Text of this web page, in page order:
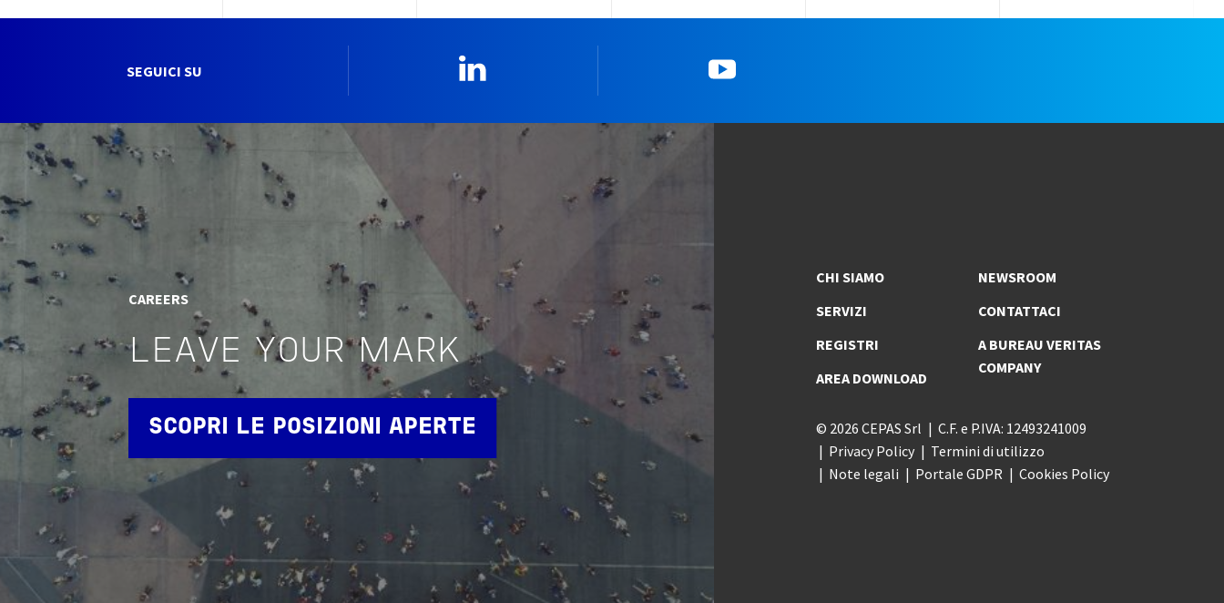
SEGUICI SU
CAREERS
LEAVE YOUR MARK
SCOPRI LE POSIZIONI APERTE
CHI SIAMO
SERVIZI
REGISTRI
AREA DOWNLOAD
NEWSROOM
CONTATTACI
A BUREAU VERITAS
COMPANY
© 2026 CEPAS Srl
C.F. e P.IVA: 12493241009
Privacy Policy
Termini di utilizzo
Note legali
Portale GDPR Cookies Policy